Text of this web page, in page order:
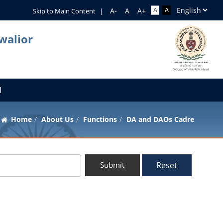
Skip to Main Content |
Home About Us Functions DA and DAOs Cadre
Submit Reset